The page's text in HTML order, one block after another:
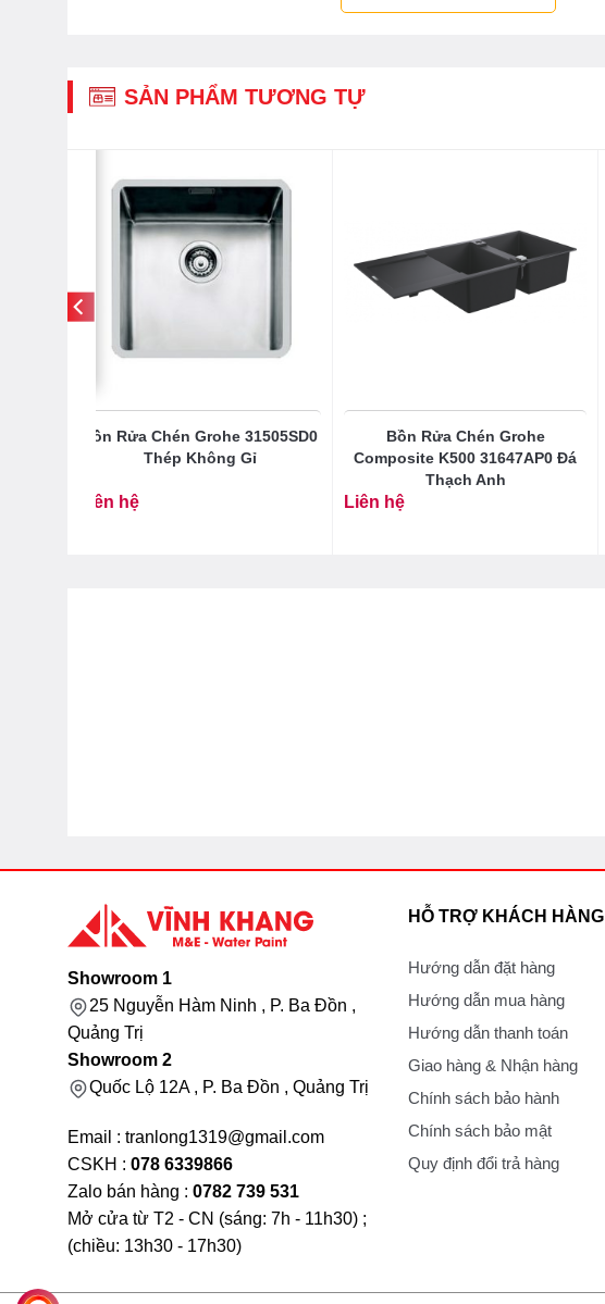
SẢN PHẨM TƯƠNG TỰ
Bồn Rửa Chén Grohe 31505SD0
Thép Không Gỉ
Liên hệ
Bồn Rửa Chén Grohe
Composite K500 31647AP0 Đá
Thạch Anh
Liên hệ
Showroom 1
25 Nguyễn Hàm Ninh , P. Ba Đồn ,
Quảng Trị
Showroom 2
Quốc Lộ 12A , P. Ba Đồn , Quảng Trị
Email : tranlong1319@gmail.com
CSKH : 078 6339866
Zalo bán hàng : 0782 739 531
Mở cửa từ T2 - CN (sáng: 7h - 11h30) ;
(chiều: 13h30 - 17h30)
HỖ TRỢ KHÁCH HÀNG
Hướng dẫn đặt hàng
Hướng dẫn mua hàng
Hướng dẫn thanh toán
Giao hàng & Nhận hàng
Chính sách bảo hành
Chính sách bảo mật
Quy định đổi trả hàng